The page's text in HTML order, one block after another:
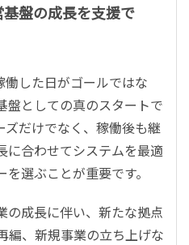
盤の成長を支援で
働した日がゴールではな
盤としての真のスタートで
ズだけでなく、稼働後も継
に合わせてシステムを最適
選ぶことが重要です。
の成長に伴い、新たな拠点
編、新規事業の立ち上げな